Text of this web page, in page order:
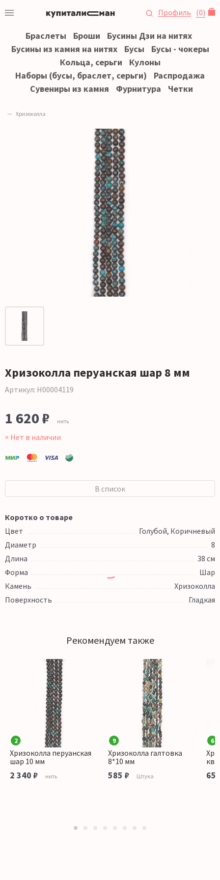
Профиль (0)
Браслеты Броши
Бусины Дзи на нитях
Бусины из камня на нитях
Бусы
Бусы - чокеры
Кольца, серьги
Кулоны
Наборы (бусы, браслет, серьги)
Распродажа
Сувениры из камня
Фурнитура Четки
Хризоколла
Хризоколла перуанская шар 8 мм
Артикул: Н00004119
1 620 ₽ нить
× Нет в наличии
В список
Коротко о товаре
Цвет
Голубой, Коричневый
Диаметр
8
Длина
38 см
Форма
Шар
Камень
Хризоколла
Поверхность
Гладкая
Рекомендуем также
2
Хризоколла перуанская
шар 10 мм
2 340 ₽ нить
9
Хризоколла галтовка
8*10 мм
585 ₽ Штука
6